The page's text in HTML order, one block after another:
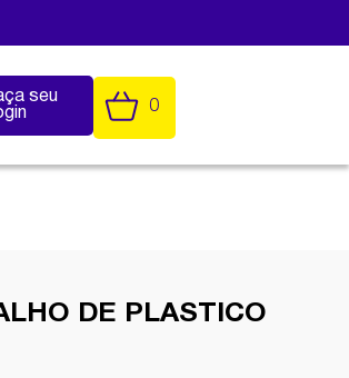
seu
0
DE PLASTICO